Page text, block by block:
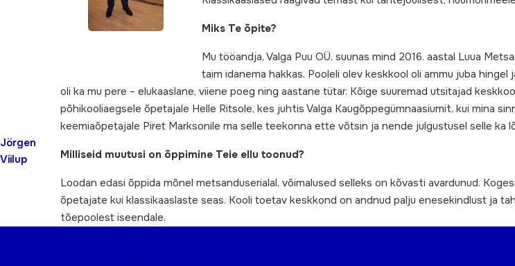
Jörgen
Viilup
Miks Te õpite?
Mu tööandja, Valga Puu OÜ, suunas mind 2016. aastal Luua
taim idanema hakkas. Pooleli olev keskkool oli ammu juba
oli ka mu pere – elukaaslane, viiene poeg ning aastane tütar. Kõige suuremad utsitajad
põhikooliaegsele õpetajale Helle Ritsole, kes juhtis Valga Kaugõppegümnaasiumit, kui mina
keemiaõpetajale Piret Marksonile ma selle teekonna ette võtsin ja nende julgustusel selle ka
Milliseid muutusi on õppimine Teie ellu toonud?
Loodan edasi õppida mõnel metsanduserialal, võimalused selleks on kõvasti avardunud.
õpetajate kui klassikaaslaste seas. Kooli toetav keskkond on andnud palju enesekindlust ja
tõepoolest iseendale.